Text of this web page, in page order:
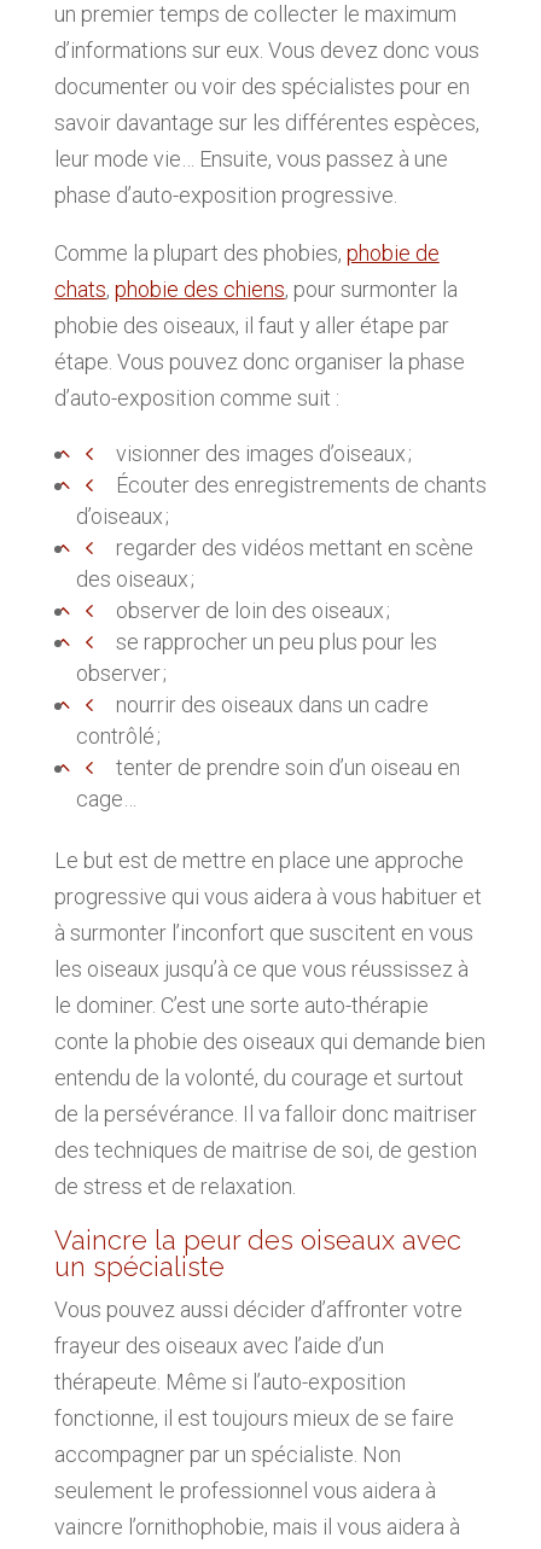
un premier temps de collecter le maximum
d’informations sur eux. Vous devez donc vous
documenter ou voir des spécialistes pour en
savoir davantage sur les différentes espèces,
leur mode vie… Ensuite, vous passez à une
phase d’auto-exposition progressive.
Comme la plupart des phobies, phobie de
chats, phobie des chiens, pour surmonter la
phobie des oiseaux, il faut y aller étape par
étape. Vous pouvez donc organiser la phase
d’auto-exposition comme suit :
visionner des images d’oiseaux ;
Écouter des enregistrements de chants
d’oiseaux ;
regarder des vidéos mettant en scène
des oiseaux ;
observer de loin des oiseaux ;
se rapprocher un peu plus pour les
observer ;
nourrir des oiseaux dans un cadre
contrôlé ;
tenter de prendre soin d’un oiseau en
cage…
Le but est de mettre en place une approche
progressive qui vous aidera à vous habituer et
à surmonter l’inconfort que suscitent en vous
les oiseaux jusqu’à ce que vous réussissez à
le dominer. C’est une sorte auto-thérapie
conte la phobie des oiseaux qui demande bien
entendu de la volonté, du courage et surtout
de la persévérance. Il va falloir donc maitriser
des techniques de maitrise de soi, de gestion
de stress et de relaxation.
Vaincre la peur des oiseaux avec
un spécialiste
Vous pouvez aussi décider d’affronter votre
frayeur des oiseaux avec l’aide d’un
thérapeute. Même si l’auto-exposition
fonctionne, il est toujours mieux de se faire
accompagner par un spécialiste. Non
seulement le professionnel vous aidera à
vaincre l’ornithophobie, mais il vous aidera à